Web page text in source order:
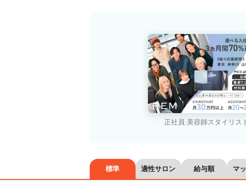
正社員.美容師スタイリス
標準 適性サロン 給与順 マ